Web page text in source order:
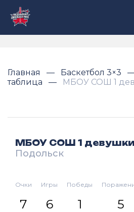
Главная Баскетбол 3×3
таблица
МБОУ СОШ 1
МБОУ СОШ 1 девушки
Подольск
Очки
7
Игры
6
Победы
1 5